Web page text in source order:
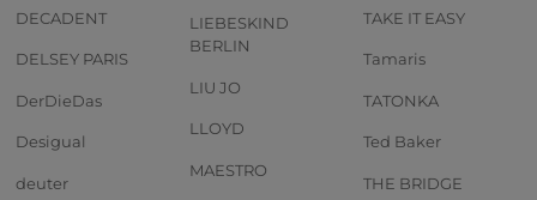
DECADENT
DELSEY PARIS
DerDieDas
Desigual
deuter
LIEBESKIND
BERLIN
LIU JO
LLOYD
MAESTRO
TAKE IT EASY
Tamaris
TATONKA
Ted Baker
THE BRIDGE